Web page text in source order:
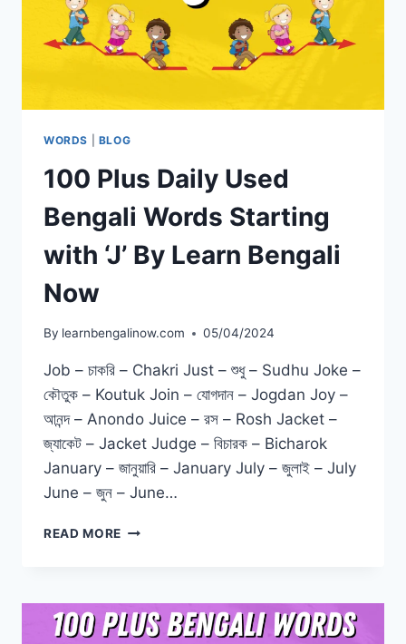
WORDS BLOG
100 Plus Daily Used
Bengali Words Starting
with ‘J’ By Learn Bengali
Now
By learnbengalinow.com 05/04/2024
Job – চাকরি – Chakri Just – শুধু – Sudhu Joke –
কৌতুক – Koutuk Join – যোগদান – Jogdan Joy –
আনন্দ – Anondo Juice – রস – Rosh Jacket –
জ্যাকেট – Jacket Judge – বিচারক – Bicharok
January – জানুয়ারি – January July – জুলাই – July
June – জুন – June…
READ MORE